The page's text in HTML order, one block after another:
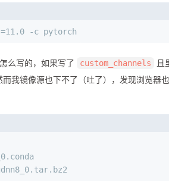
-c pytorch
怎么写的，如果写了 custom_channels
且
而我镜像源也下不了（吐了），发现浏览器